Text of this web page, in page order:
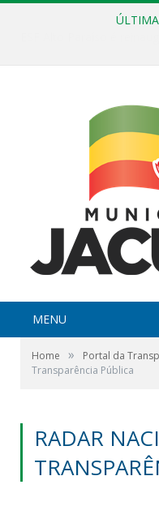
MENU
Home » Portal da
Transparência Pública
RADAR